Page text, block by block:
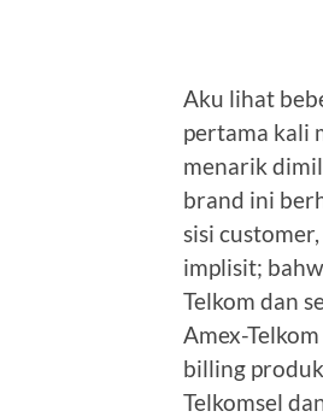
Aku lihat
pertama kali
menarik
brand ini
sisi
implisit;
Telkom dan
Amex-
billing
Telkomsel